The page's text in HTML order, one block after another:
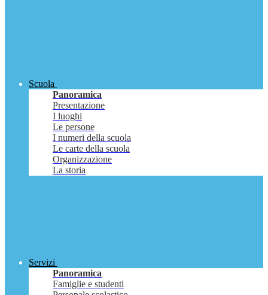
Scuola
Panoramica
Presentazione
I luoghi
Le persone
I numeri della scuola
Le carte della scuola
Organizzazione
La storia
Servizi
Panoramica
Famiglie e studenti